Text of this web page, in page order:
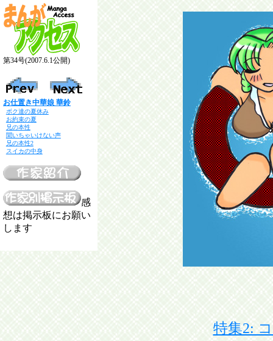
第34号(2007.6.1公開)
お仕置き中華娘 華鈴
ボク達の夏休み
お約束の夏
兄の本性
聞いちゃいけない声
兄の本性2
スイカの中身
感
想は掲示板にお願い
します
特集2: